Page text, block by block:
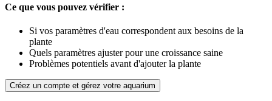
Ce que vous pouvez vérifier :
Si vos paramètres d'eau correspondent aux besoins de la
plante
Quels paramètres ajuster pour une croissance saine
Problèmes potentiels avant d'ajouter la plante
Créez un compte et gérez votre aquarium